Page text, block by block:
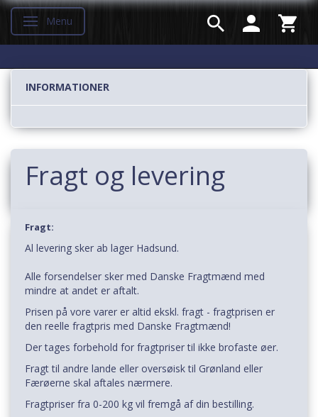
Skifte navigation
Menu
INFORMATIONER
Fragt og levering
Fragt:
Al levering sker ab lager Hadsund.
Alle forsendelser sker med Danske Fragtmænd med
mindre at andet er aftalt.
Prisen på vore varer er altid ekskl. fragt - fragtprisen er
den reelle fragtpris med Danske Fragtmænd!
Der tages forbehold for fragtpriser til ikke brofaste øer.
Fragt til andre lande eller oversøisk til Grønland eller
Færøerne skal aftales nærmere.
Fragtpriser fra 0-200 kg vil fremgå af din bestilling.